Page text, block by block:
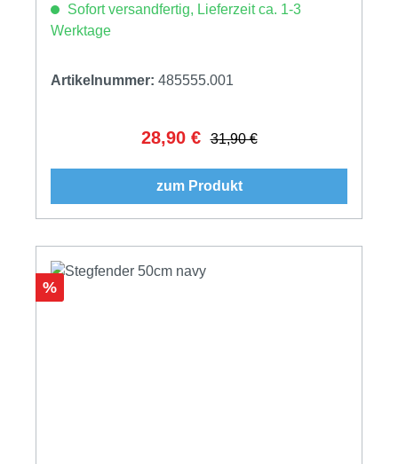
Sofort versandfertig, Lieferzeit ca. 1-3
Werktage
Artikelnummer: 485555.001
Verkaufspreis:
28,90 € Regulärer Preis:
31,90 €
zum Produkt
Rabatt
%